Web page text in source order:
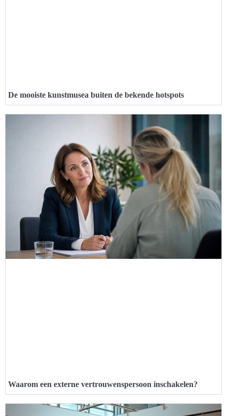
De mooiste kunstmusea buiten de bekende hotspots
Waarom een externe vertrouwenspersoon inschakelen?